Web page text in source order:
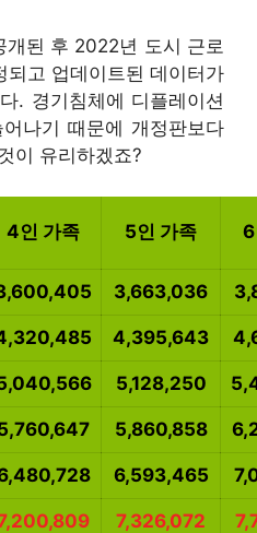
된 후 2022년 도시 근로
고 업데이트된 데이터가
. 경기침체에 디플레이션
나기 때문에 개정판보다
이 유리하겠죠?
4인 가족 5인 가족 6
3,663,036
4,395,643
5,128,250
5,860,858
6,593,465
7,326,072